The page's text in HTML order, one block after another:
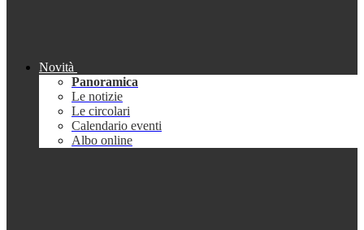
Novità
Panoramica
Le notizie
Le circolari
Calendario eventi
Albo online